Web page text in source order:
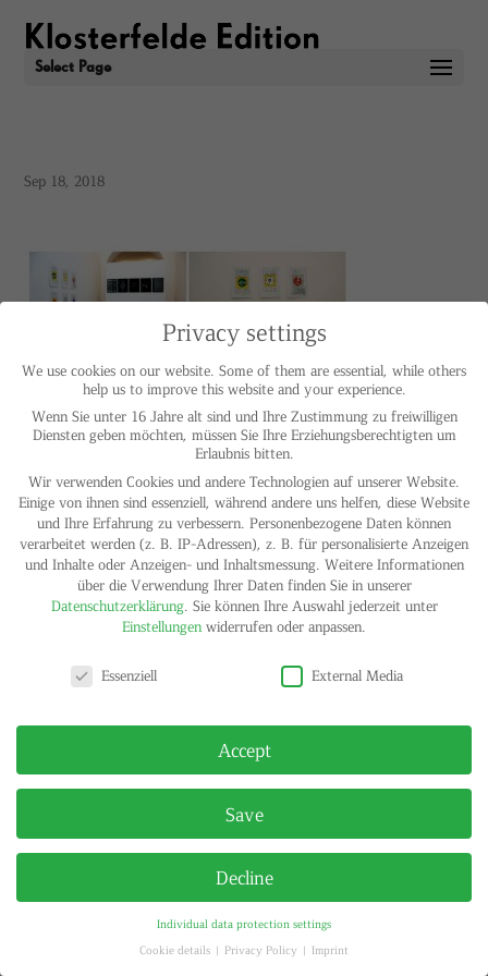
Select Page
Sep 18, 2018
IMPRINT
PRIVACY POLICY
© HELGA MARIA KLOSTERFELDE | ALL RIGHTS RESERVED
Privacy settings
We use cookies on our website. Some of them are essential, while others
help us to improve this website and your experience.
Wenn Sie unter 16 Jahre alt sind und Ihre Zustimmung zu freiwilligen
Diensten geben möchten, müssen Sie Ihre Erziehungsberechtigten um
Erlaubnis bitten.
Wir verwenden Cookies und andere Technologien auf unserer Website.
Einige von ihnen sind essenziell, während andere uns helfen, diese Website
und Ihre Erfahrung zu verbessern. Personenbezogene Daten können
verarbeitet werden (z. B. IP-Adressen), z. B. für personalisierte Anzeigen
und Inhalte oder Anzeigen- und Inhaltsmessung. Weitere Informationen
über die Verwendung Ihrer Daten finden Sie in unserer
Datenschutzerklärung. Sie können Ihre Auswahl jederzeit unter
Einstellungen widerrufen oder anpassen.
Essenziell
External Media
Accept
Save
Decline
Individual data protection settings
Cookie details
Privacy Policy Imprint